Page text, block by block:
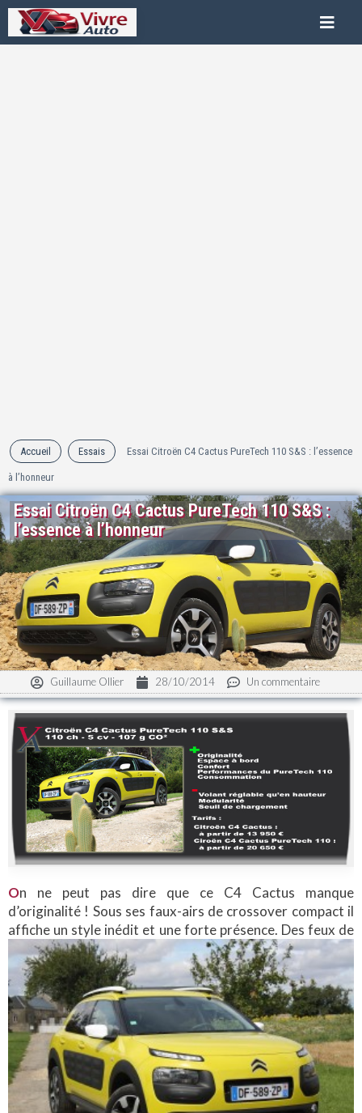
Accueil Essais Essai Citroën C4 Cactus PureTech 110 S&S : l’essence
à l’honneur
Essai Citroën C4 Cactus PureTech 110 S&S :
l’essence à l’honneur
Guillaume Ollier 28/10/2014 Un commentaire
On ne peut pas dire que ce C4 Cactus manque
d’originalité ! Sous ses faux-airs de crossover compact il
affiche un style inédit et uneforte présence. Des feux de